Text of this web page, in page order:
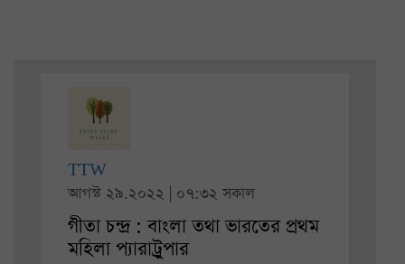
TTW
আগস্ট ২৯.২০২২ | ০৭:৩২ সকাল
গীতা চন্দ্র : বাংলা তথা ভারতের প্রথম
মহিলা প্যারাট্রুপার